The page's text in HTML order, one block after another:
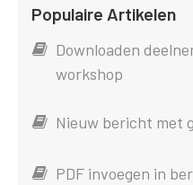
Populaire Artikelen
Downloaden
workshop
Nieuw bericht met
PDF invoegen in